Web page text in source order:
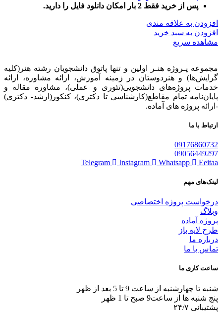
پس از خرید فقط 2 بار امکان دانلود فایل را دارید.
افزودن به علاقه مندی
افزودن به سبد خرید
مشاهده سریع
مجموعه پـروژه‌ هنـر اولین و تنها پاتوق دانشجویان رشته هنر(کلیه
گرایش‌ها) و هنردوستان در زمینه آموزش، ارائه‌ مشاوره‌، ارائه
خدمات پروژه‌های‌ دانشجویی(تئوری و عملی)، مشاوره مقاله و
پایان‌نامه تمام مقاطع(کارشناسی تا دکتری)، کنکور(ارشد- دکتری)
-ارائه پروژه های آماده.
ارتباط با ما
09176860732
09056449297
Telegram
Instagram Whatsapp Eeitaa
لینک‌های مهم
درخواست پروژه اختصاصی
وبلاگ
پروژه آماده
طرح لایه باز
درباره ما
تماس با ما
ساعت کاری ما
شنبه تا چهارشنبه از ساعت 9 تا 5 بعد از ظهر
پنج شنبه ها از ساعت9 صبح تا 1 ظهر
پشتیبانی ۲۴/۷